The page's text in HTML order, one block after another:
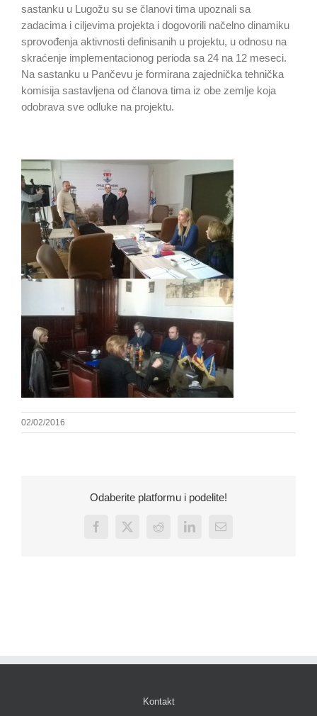
sastanku u Lugožu su se članovi tima upoznali sa
zadacima i ciljevima projekta i dogovorili načelno dinamiku
sprovođenja aktivnosti definisanih u projektu, u odnosu na
skraćenje implementacionog perioda sa 24 na 12 meseci.
Na sastanku u Pančevu je formirana zajednička tehnička
komisija sastavljena od članova tima iz obe zemlje koja
odobrava sve odluke na projektu.
02/02/2016
Odaberite platformu i podelite!
Facebook
X Reddit LinkedInEmail
Kontakt